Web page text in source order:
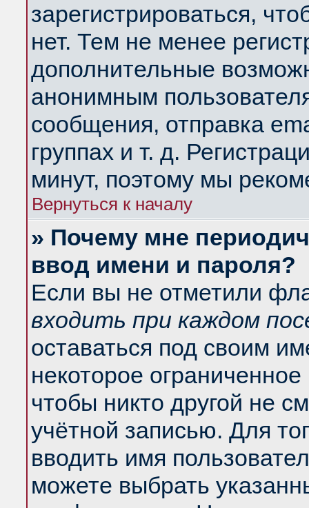
зарегистрироваться,
нет. Тем не менее
дополнительные
анонимным
сообщения, отправка
группах и т. д.
минут, поэтому мы
Вернуться к началу
» Почему мне
ввод имени и пароля?
Если вы не отметили
входить при каждом
оставаться под своим
некоторое
чтобы никто другой не
учётной записью. Для
вводить имя
можете выбрать